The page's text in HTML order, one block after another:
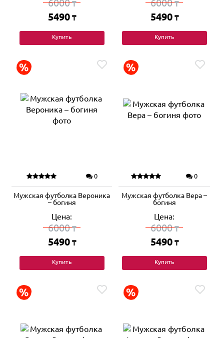
6000₸
5490 ₸
Купить
6000₸
5490 ₸
Купить
0
Мужская футболка Вероника
– богиня
Цена:
6000₸
5490 ₸
Купить
0
Мужская футболка Вера –
богиня
Цена:
6000₸
5490 ₸
Купить